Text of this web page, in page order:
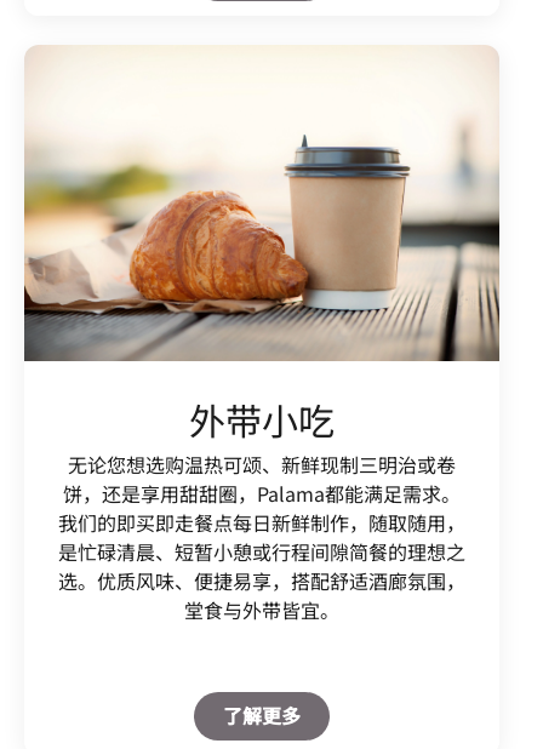
外带小吃
无论您想选购温热可颂、新鲜现制三明治或卷
饼，还是享用甜甜圈，Palama都能满足需求。
我们的即买即走餐点每日新鲜制作，随取随用，
是忙碌清晨、短暂小憩或行程间隙简餐的理想之
选。优质风味、便捷易享，搭配舒适酒廊氛围，
堂食与外带皆宜。
了解更多Open in New Tab